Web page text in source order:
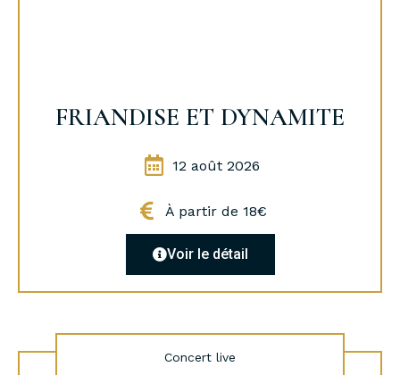
FRIANDISE ET DYNAMITE
12 août 2026
À partir de 18€
Voir le détail
Concert live